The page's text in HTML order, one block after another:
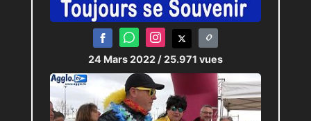
24 Mars 2022 / 25.971 vues